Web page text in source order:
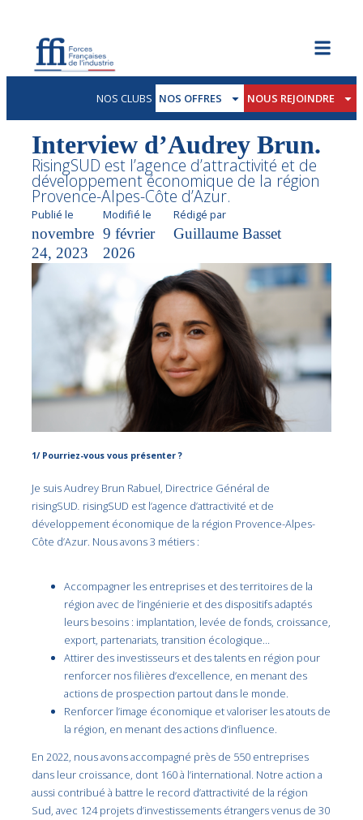
NOS CLUBS NOS OFFRES NOUS REJOINDRE
Interview d’Audrey Brun.
RisingSUD est l’agence d’attractivité et de
développement économique de la région
Provence-Alpes-Côte d’Azur.
Publié le
novembre
24, 2023
Modifié le
9 février
2026
Rédigé par
Guillaume Basset
1/ Pourriez-vous vous présenter ?
Je suis Audrey Brun Rabuel, Directrice Général de
risingSUD. risingSUD est l’agence d’attractivité et de
développement économique de la région Provence-Alpes-
Côte d’Azur. Nous avons 3 métiers :
Accompagner les entreprises et des territoires de la
région avec de l’ingénierie et des dispositifs adaptés
leurs besoins : implantation, levée de fonds, croissance,
export, partenariats, transition écologique…
Attirer des investisseurs et des talents en région pour
renforcer nos filières d’excellence, en menant des
actions de prospection partout dans le monde.
Renforcer l’image économique et valoriser les atouts de
la région, en menant des actions d’influence.
En 2022, nous avons accompagné près de 550 entreprises
dans leur croissance, dont 160 à l’international. Notre action a
aussi contribué à battre le record d’attractivité de la région
Sud, avec 124 projets d’investissements étrangers venus de 30